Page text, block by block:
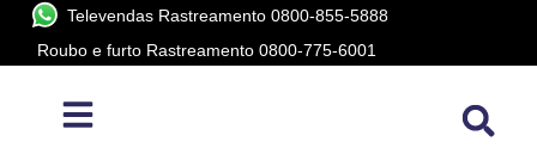
Televendas Rastreamento 0800-855-5888
Roubo e furto Rastreamento 0800-775-6001